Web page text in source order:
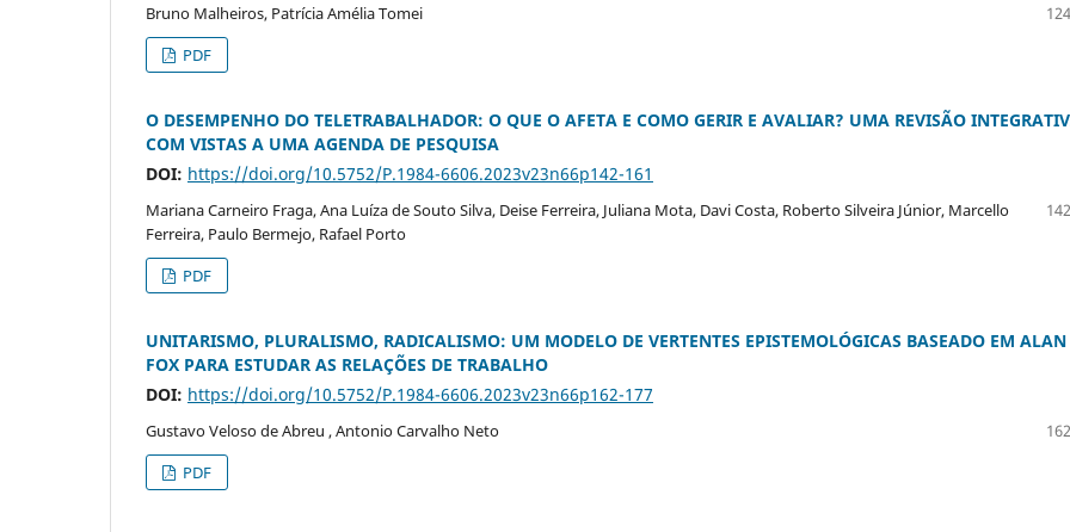
Bruno Malheiros, Patrícia Amélia Tomei
PDF
O DESEMPENHO DO TELETRABALHADOR: O QUE O AFETA E COMO GERIR E AVALIAR? UMA REVISÃO
COM VISTAS A UMA AGENDA DE PESQUISA
DOI: https://doi.org/10.5752/P.1984-6606.2023v23n66p142-161
Mariana Carneiro Fraga, Ana Luíza de Souto Silva, Deise Ferreira, Juliana Mota, Davi Costa, Roberto Silveira Júnior, Marcello
Ferreira, Paulo Bermejo, Rafael Porto
PDF
UNITARISMO, PLURALISMO, RADICALISMO: UM MODELO DE VERTENTES EPISTEMOLÓGICAS BASEADO EM ALAN
FOX PARA ESTUDAR AS RELAÇÕES DE TRABALHO
DOI: https://doi.org/10.5752/P.1984-6606.2023v23n66p162-177
Gustavo Veloso de Abreu , Antonio Carvalho Neto
PDF